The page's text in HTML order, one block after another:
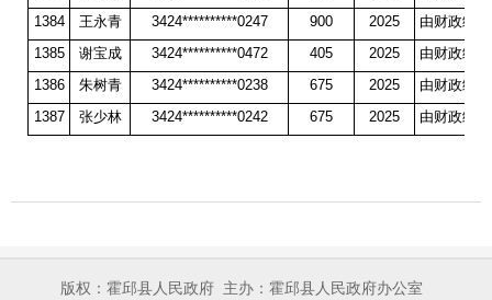
1384
王永青 3424**********0247 900 2025
由财政统
1385
谢宝成 3424**********0472 405 2025
由财政统
1386
朱树青 3424**********0238 675 2025
由财政统
1387
张少林 3424**********0242 675 2025 由财政统
版权：霍邱县人民政府 主办：霍邱县人民政府办公室